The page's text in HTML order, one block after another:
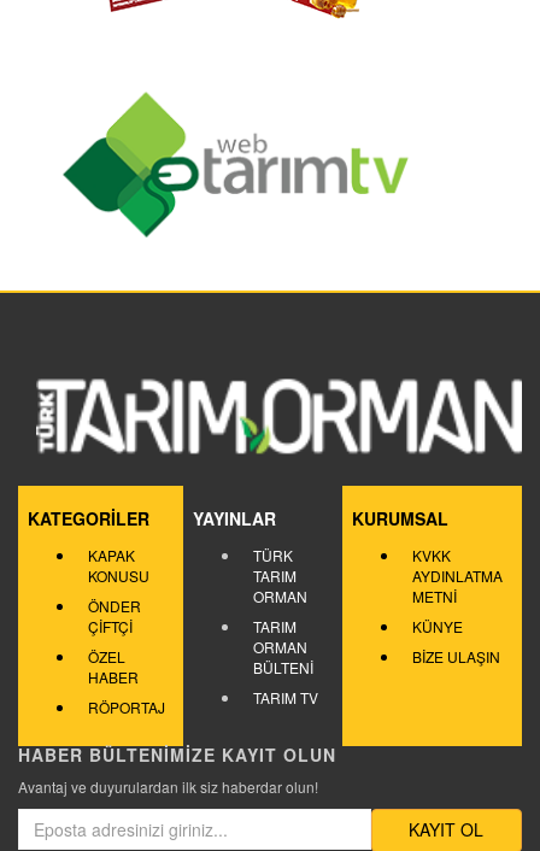
KATEGORİLER
KAPAK
KONUSU
ÖNDER
ÇİFTÇİ
ÖZEL
HABER
RÖPORTAJ
YAYINLAR
TÜRK
TARIM
ORMAN
TARIM
ORMAN
BÜLTENİ
TARIM TV
KURUMSAL
KVKK
AYDINLATMA
METNİ
KÜNYE
BİZE ULAŞIN
HABER BÜLTENİMİZE KAYIT OLUN
Avantaj ve duyurulardan ilk siz haberdar olun!
KAYIT OL